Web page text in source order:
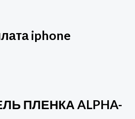
iphone
ПЛЕНКА ALPHA-